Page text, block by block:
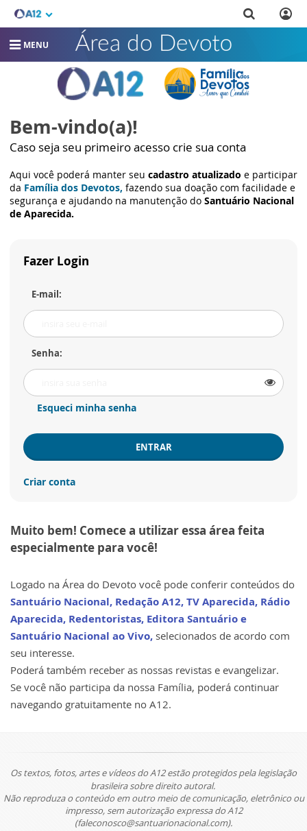
MENU
Bem-vindo(a)!
Caso seja seu primeiro acesso crie sua conta
Aqui você poderá manter seu cadastro atualizado e participar
da Família dos Devotos, fazendo sua doação com facilidade e
segurança e ajudando na manutenção do Santuário Nacional
de Aparecida.
Fazer Login
E-mail:
Senha:
Esqueci minha senha
ENTRAR
Criar conta
Muito bem! Comece a utilizar essa área feita
especialmente para você!
Logado na Área do Devoto você pode conferir conteúdos do
Santuário Nacional, Redação A12, TV Aparecida, Rádio
Aparecida, Redentoristas, Editora Santuário e
Santuário Nacional ao Vivo, selecionados de acordo com
seu interesse.
Poderá também receber as nossas revistas e evangelizar.
Se você não participa da nossa Família, poderá continuar
navegando gratuitamente no A12.
Os textos, fotos, artes e vídeos do A12 estão protegidos pela legislação
brasileira sobre direito autoral.
Não reproduza o conteúdo em outro meio de comunicação, eletrônico ou
impresso, sem autorização expressa do A12
(faleconosco@santuarionacional.com).